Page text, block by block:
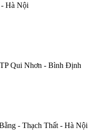
Hà Nội
Qui Nhơn - Bình Định
- Thạch Thất - Hà Nội